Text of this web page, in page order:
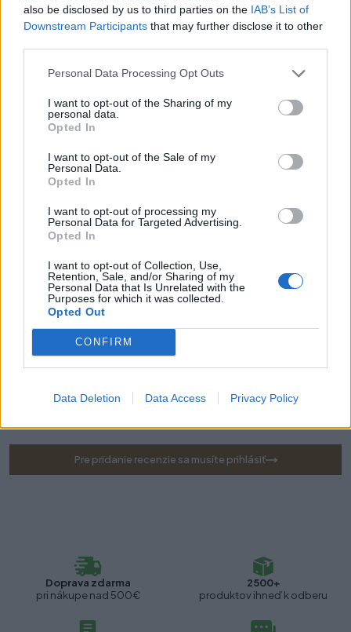
also be disclosed by us to third parties on the IAB’s List of
Downstream Participants that may further disclose it to other
Personal Data Processing Opt Outs
I want to opt-out of the Sharing of my
personal data.
Opted In
I want to opt-out of the Sale of my
Personal Data.
Opted In
I want to opt-out of processing my
Personal Data for Targeted Advertising.
Opted In
I want to opt-out of Collection, Use,
Retention, Sale, and/or Sharing of my
Personal Data that Is Unrelated with the
Purposes for which it was collected.
Opted Out
CONFIRM
Data Deletion Data Access Privacy Policy
Parametre
Výrobca:
Kategórie: Nábytkové úchytky
Hmotnosť:
Farba: Čierna matná
Rozteč: 128 mm
Typ úchytky:
Pre pridanie recenzie sa musíte prihlásiť
Doprava zdarma
pri nákupe nad 500€
2500+
produktov ihneď k odberu